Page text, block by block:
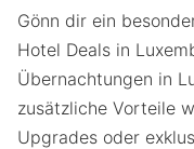
Gönn dir ein
Hotel Deals in
Übernachtungen in
zusätzliche Vorteile
Upgrades oder